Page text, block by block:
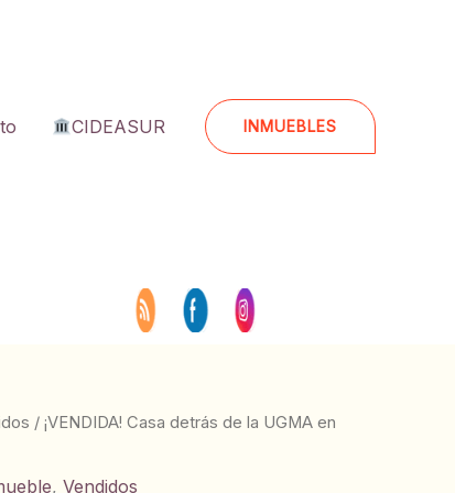
CIDEASUR INMUEBLES
/ ¡VENDIDA! Casa detrás de la UGMA en
, Vendidos